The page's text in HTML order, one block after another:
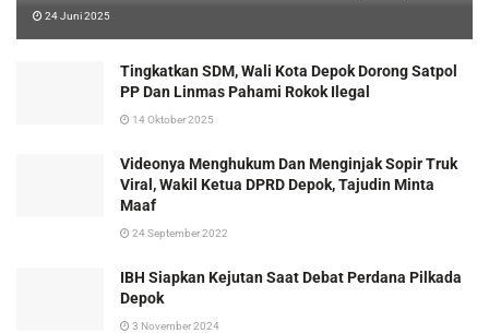
24 Juni 2025
Tingkatkan SDM, Wali Kota Depok Dorong Satpol
PP Dan Linmas Pahami Rokok Ilegal
14 Oktober 2025
Videonya Menghukum Dan Menginjak Sopir Truk
Viral, Wakil Ketua DPRD Depok, Tajudin Minta
Maaf
24 September 2022
IBH Siapkan Kejutan Saat Debat Perdana Pilkada
Depok
3 November 2024